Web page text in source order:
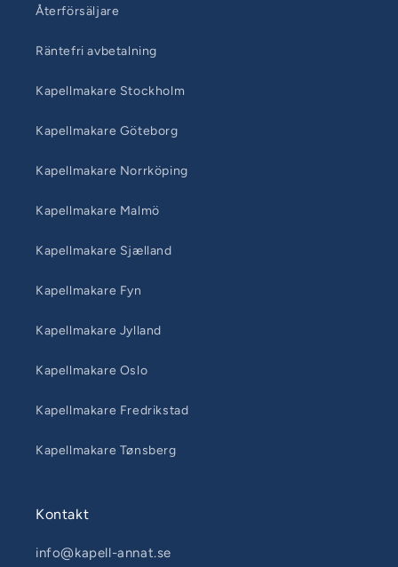
Återförsäljare
Räntefri avbetalning
Kapellmakare Stockholm
Kapellmakare Göteborg
Kapellmakare Norrköping
Kapellmakare Malmö
Kapellmakare Sjælland
Kapellmakare Fyn
Kapellmakare Jylland
Kapellmakare Oslo
Kapellmakare Fredrikstad
Kapellmakare Tønsberg
Kontakt
info@kapell-annat.se